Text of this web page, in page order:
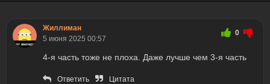
Жиллиман
5 июня 2025 00:57
0
4-я часть тоже не плоха. Даже лучше чем 3-я часть
Ответить Цитата